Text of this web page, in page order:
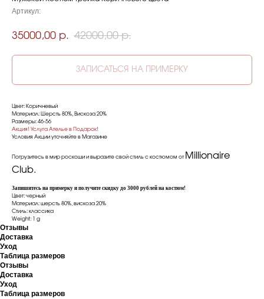
Артикул:
35000,00 р. 42000,00 р.
ЗАПИСАТЬСЯ НА ПРИМЕРКУ
Цвет: Коричневый
Материал: Шерсть 80%, Вискоза 20%
Размеры: 46-56
Акция! Услуга Ателье в Подарок!
Условия Акции уточняйте в Магазине
Погрузитесь в мир роскоши и выразите свой стиль с костюмом от Millionaire
Сlub.
Запишитесь на примерку и получите скидку до 3000 рублей на костюм!
Цвет: черный
Материал: шерсть 80%, вискоза 20%
Стиль: классика
Weight: 1 g
Отзывы
Доставка
Уход
Таблица размеров
Отзывы
Доставка
Уход
Таблица размеров